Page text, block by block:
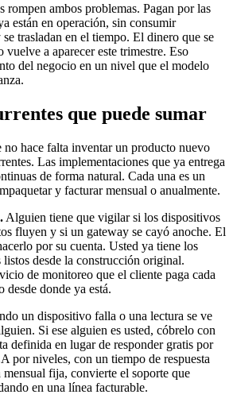
rompen ambos problemas. Pagan por las
están en operación, sin consumir
trasladan en el tiempo. El dinero que se
vuelve a aparecer este trimestre. Eso
del negocio en un nivel que el modelo
que puede sumar
no hace falta inventar un producto nuevo
Las implementaciones que ya entrega
de forma natural. Cada una es un
y facturar mensual o anualmente.
Alguien tiene que vigilar si los dispositivos
fluyen y si un gateway se cayó anoche. El
por su cuenta. Usted ya tiene los
listos desde la construcción original.
de monitoreo que el cliente paga cada
desde donde ya está.
un dispositivo falla o una lectura se ve
Si ese alguien es usted, cóbrelo con
definida en lugar de responder gratis por
por niveles, con un tiempo de respuesta
fija, convierte el soporte que
en una línea facturable.